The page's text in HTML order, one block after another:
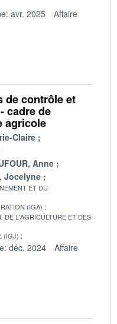
avr. 2025
Affaire
de contrôle et
cadre de
agricole
Claire
Anne
Jocelyne
ET DU
(IGA)
DE L'AGRICULTURE ET DES
(IGJ)
déc. 2024
Affaire